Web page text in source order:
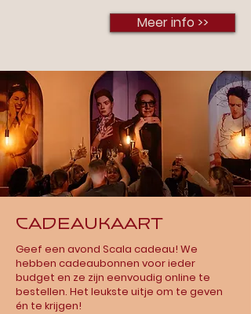
Meer info >>
Cadeaukaart
Geef een avond Scala cadeau! We
hebben cadeaubonnen voor ieder
budget en ze zijn eenvoudig online te
bestellen. Het leukste uitje om te geven
én te krijgen!